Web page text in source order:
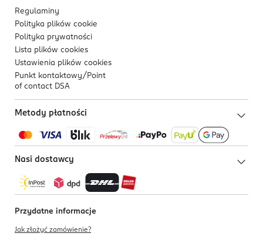
Regulaminy
Polityka plików cookie
Polityka prywatności
Lista plików cookies
Ustawienia plików cookies
Punkt kontaktowy/ Point
of contact DSA
Metody płatności
Nasi dostawcy
Przydatne informacje
Jak złożyć zamówienie?